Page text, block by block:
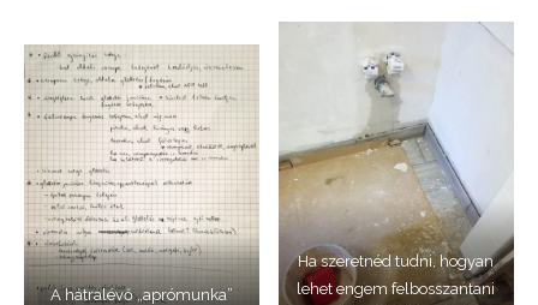
A hátralévő „aprómunka”
Ha szeretnéd tudni, hogyan
lehet engem felbosszantani